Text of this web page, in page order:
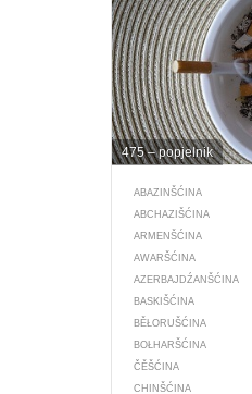
475 – popjelnik
ABAZINŠĆINA
ABCHAZIŠĆINA
ARMENŠĆINA
AWARŠĆINA
AZERBAJDŹANŠĆINA
BASKIŠĆINA
BĚŁORUŠĆINA
BOŁHARŠĆINA
ČĚŠĆINA
CHINŠĆINA